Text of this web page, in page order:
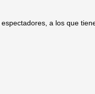
a los que